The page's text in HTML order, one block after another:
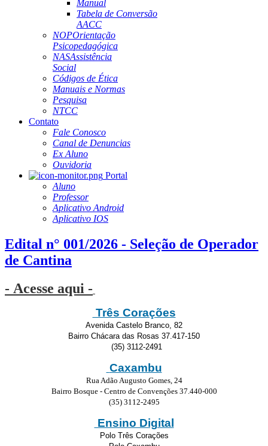
Manual
Tabela de Conversão
AACC
NOPOrientação
Psicopedagógica
NASAssistência
Social
Códigos de Ética
Manuais e Normas
Pesquisa
NTCC
Contato
Fale Conosco
Canal de Denuncias
Ex Aluno
Ouvidoria
Portal
Aluno
Professor
Aplicativo Android
Aplicativo IOS
Edital n° 001/2026 - Seleção de Operador
de Cantina
- Acesse aqui -
Três Corações
Avenida Castelo Branco, 82
Bairro Chácara das Rosas 37.417-150
(35) 3112-2491
Caxambu
Rua Adão Augusto Gomes, 24
Bairro Bosque - Centro de Convenções 37.440-000
(35) 3112-2495
Ensino Digital
Polo Três Corações